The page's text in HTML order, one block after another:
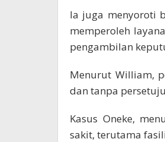
Ia juga menyoroti
memperoleh
pengambilan
Menurut William,
dan tanpa
Kasus Oneke,
sakit, terutama